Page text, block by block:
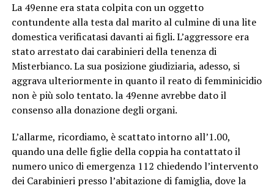
La 49enne era stata colpita con un oggetto
contundente alla testa dal marito al culmine di una lite
domestica verificatasi davanti ai figli. L’aggressore era
stato arrestato dai carabinieri della tenenza di
Misterbianco. La sua posizione giudiziaria, adesso, si
aggrava ulteriormente in quanto il reato di femminicidio
non è più solo tentato. la 49enne avrebbe dato il
consenso alla donazione degli organi.
L’allarme, ricordiamo, è scattato intorno all’1.00,
quando una delle figlie della coppia ha contattato il
numero unico di emergenza 112 chiedendo l’intervento
dei Carabinieri presso l’abitazione di famiglia, dove la